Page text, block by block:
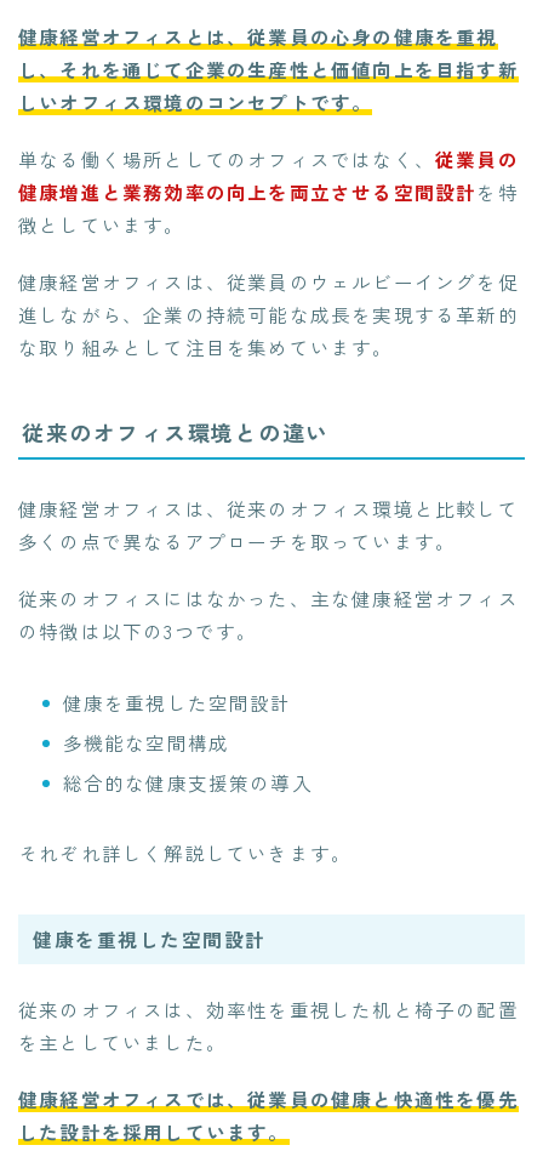
健康経営オフィスとは、従業員の心身の健康を重視
し、それを通じて企業の生産性と価値向上を目指す新
しいオフィス環境のコンセプトです。
単なる働く場所としてのオフィスではなく、 従業員の
健康増進と業務効率の向上を両立させる空間設計を特
徴としています。
健康経営オフィスは、従業員のウェルビーイングを促
進しながら、企業の持続可能な成長を実現する革新的
な取り組みとして注目を集めています。
従来のオフィス環境との違い
健康経営オフィスは、従来のオフィス環境と比較して
多くの点で異なるアプローチを取っています。
従来のオフィスにはなかった、主な健康経営オフィス
の特徴は以下の3つです。
健康を重視した空間設計
多機能な空間構成
総合的な健康支援策の導入
それぞれ詳しく解説していきます。
健康を重視した空間設計
従来のオフィスは、効率性を重視した机と椅子の配置
を主としていました。
健康経営オフィスでは、従業員の健康と快適性を優先
した設計を採用しています。